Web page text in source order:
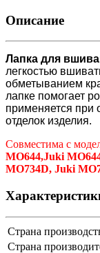
Описание
Лапка для
легкостью
обметыванием
лапке помогает
применяется при
отделок изделия.
Совместима с
MO644,Juki
MO734D, Juki
Страна
Страна